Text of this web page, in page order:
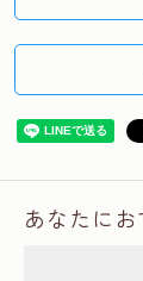
あなたに